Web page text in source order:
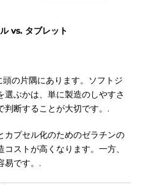
vs. タブレット
頭の片隅にあります。ソフトジ
選ぶかは、単に製造のしやすさ
判断することが大切です。.
カプセル化のためのゼラチンの
ストが高くなります。一方、
易です。.